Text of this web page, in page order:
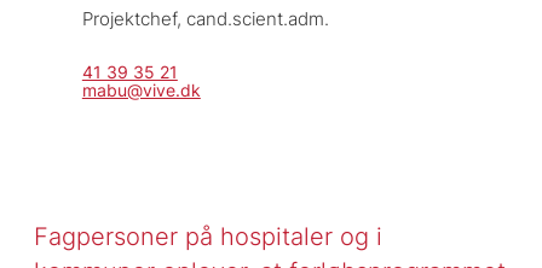
Projektchef, cand.scient.adm.
41 39 35 21
mabu@vive.dk
Fagpersoner på hospitaler og i